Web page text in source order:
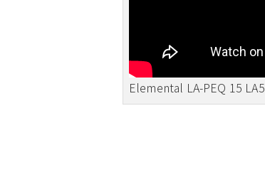
Elemental LA-PEQ 15 LA5